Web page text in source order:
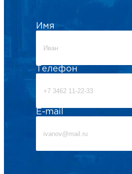
Имя
Телефон
E-mail